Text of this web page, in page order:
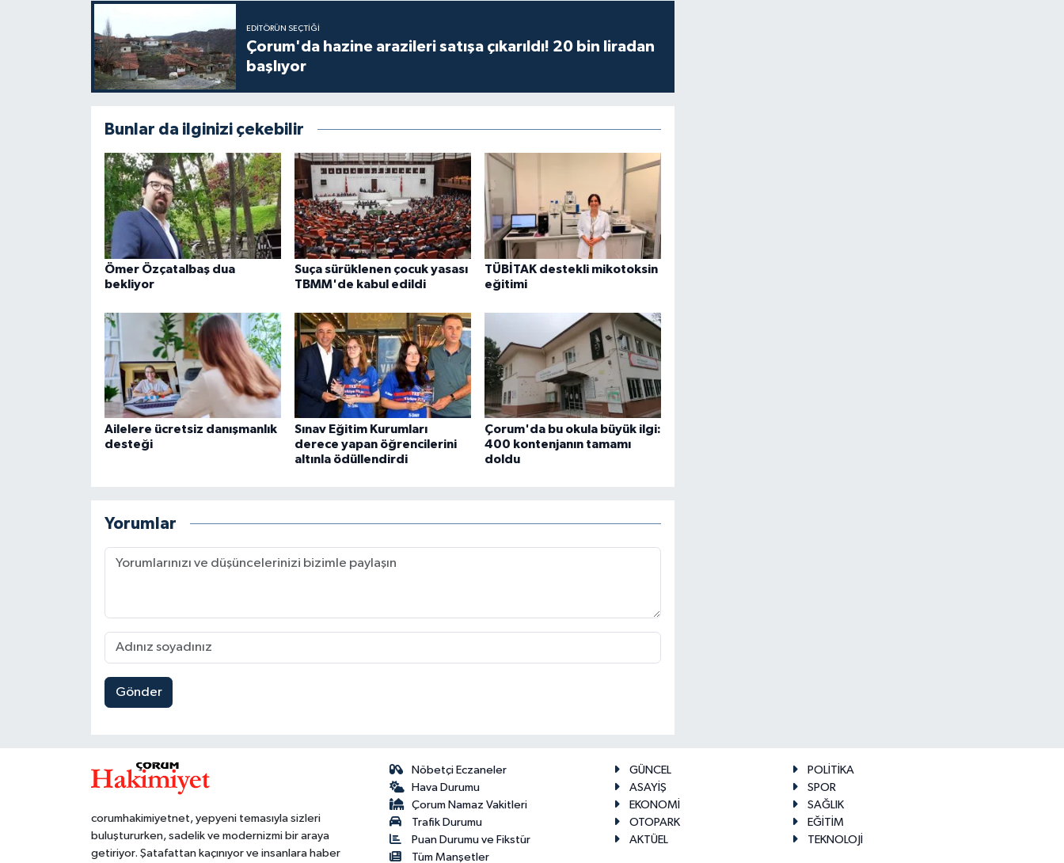
EDITÖRÜN SEÇTIĞI
Çorum'da hazine arazileri satışa çıkarıldı! 20 bin liradan
başlıyor
Bunlar da ilginizi çekebilir
Ömer Özçatalbaş dua
bekliyor
Suça sürüklenen çocuk yasası
TBMM'de kabul edildi
TÜBİTAK destekli mikotoksin
eğitimi
Ailelere ücretsiz danışmanlık
desteği
Sınav Eğitim Kurumları
derece yapan öğrencilerini
altınla ödüllendirdi
Çorum'da bu okula büyük ilgi:
400 kontenjanın tamamı
doldu
Yorumlar
Gönder
corumhakimiyetnet, yepyeni temasıyla sizleri
buluştururken, sadelik ve modernizmi bir araya
getiriyor. Şatafattan kaçınıyor ve insanlara haber
Nöbetçi Eczaneler
Hava Durumu
Çorum Namaz Vakitleri
Trafik Durumu
Puan Durumu ve Fikstür
Tüm Manşetler
GÜNCEL
POLİTİKA
ASAYİŞ
SPOR
EKONOMİ
SAĞLIK
OTOPARK
EĞİTİM
AKTÜEL
TEKNOLOJİ